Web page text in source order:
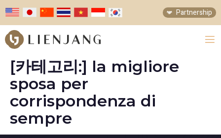
Partnership
[카테고리:] la migliore
sposa per
corrispondenza di
sempre